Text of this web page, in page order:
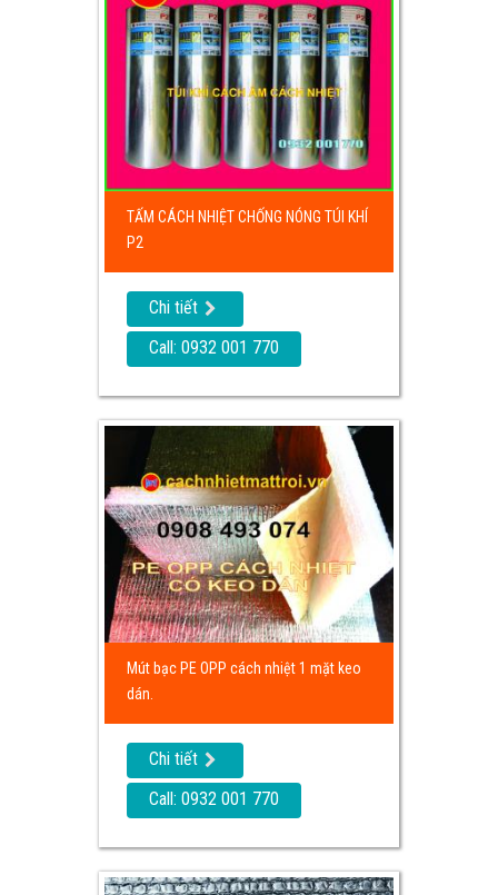
TẤM CÁCH NHIỆT CHỐNG NÓNG TÚI KHÍ
P2
Chi tiết
Call: 0932 001 770
Mút bạc PE OPP cách nhiệt 1 mặt keo
dán.
Chi tiết
Call: 0932 001 770